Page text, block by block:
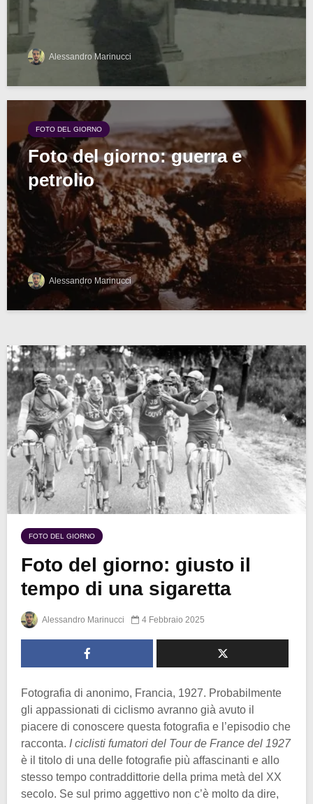
Alessandro Marinucci
FOTO DEL GIORNO
Foto del giorno: guerra e
petrolio
Alessandro Marinucci
FOTO DEL GIORNO
Foto del giorno: giusto il
tempo di una sigaretta
Alessandro Marinucci 4 Febbraio 2025
Fotografia di anonimo, Francia, 1927. Probabilmente
gli appassionati di ciclismo avranno già avuto il
piacere di conoscere questa fotografia e l’episodio che
racconta. I ciclisti fumatori del Tour de France del 1927
è il titolo di una delle fotografie più affascinanti e allo
stesso tempo contraddittorie della prima metà del XX
secolo. Se sul primo aggettivo non c’è molto da dire,